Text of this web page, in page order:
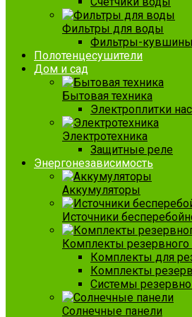
Фильтры для воды
Фильтры-кувшины
Полотенцесушители
Дом и сад
Бытовая техника
Электроплитки
Электротехника
Защитные реле
Энергонезависимость
Аккумуляторы
Источники
Комплекты резервного
Комплекты для
Комплекты
Системы
Солнечные панели